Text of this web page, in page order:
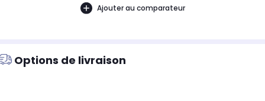
Ajouter au comparateur
Options de livraison